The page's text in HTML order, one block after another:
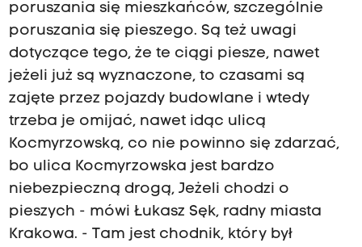
poruszania się mieszkańców, szczególnie
poruszania się pieszego. Są też uwagi
dotyczące tego, że te ciągi piesze, nawet
jeżeli już są wyznaczone, to czasami są
zajęte przez pojazdy budowlane i wtedy
trzeba je omijać, nawet idąc ulicą
Kocmyrzowską, co nie powinno się zdarzać,
bo ulica Kocmyrzowska jest bardzo
niebezpieczną drogą, Jeżeli chodzi o
pieszych - mówi Łukasz Sęk, radny miasta
Krakowa. - Tam jest chodnik, który był